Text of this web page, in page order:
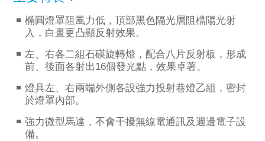
橢圓燈罩阻風力低，頂部黑色隔光層阻檔陽光射
入，白晝更凸顯反射效果。
左、右各二組石碤旋轉燈，配合八片反射板，形成
前、後面各射出16個發光點，效果卓著。
燈具左、右兩端外側各設強力投射巷燈乙組，密封
於燈罩內部。
強力微型馬達，不會干擾無線電通訊及週邊電子設
備。